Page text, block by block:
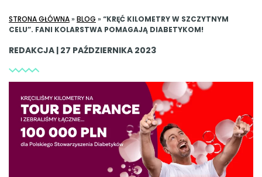
STRONA GŁÓWNA» BLOG » “KRĘĆ KILOMETRY W SZCZYTNYM
CELU”. FANI KOLARSTWA POMAGAJĄ DIABETYKOM!
REDAKCJA | 27 PAŹDZIERNIKA 2023